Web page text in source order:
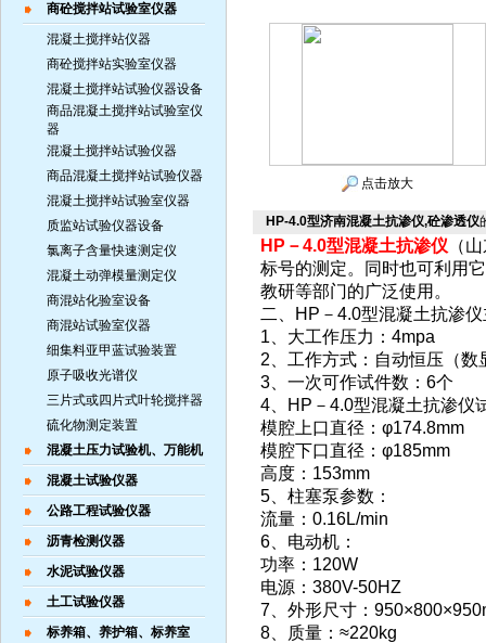
商砼搅拌站试验室仪器
混凝土搅拌站仪器
商砼搅拌站实验室仪器
混凝土搅拌站试验仪器设备
商品混凝土搅拌站试验室仪
器
混凝土搅拌站试验仪器
商品混凝土搅拌站试验仪器
混凝土搅拌站试验室仪器
质监站试验仪器设备
氯离子含量快速测定仪
混凝土动弹模量测定仪
商混站化验室设备
商混站试验室仪器
细集料亚甲蓝试验装置
原子吸收光谱仪
三片式或四片式叶轮搅拌器
硫化物测定装置
混凝土压力试验机、万能机
混凝土试验仪器
公路工程试验仪器
沥青检测仪器
水泥试验仪器
土工试验仪器
标养箱、养护箱、标养室
点击放大
HP-4.0型济南混凝土抗渗仪,砼渗透仪
HP－4.0型混凝土抗渗仪 （
标号的测定。同时也可利用
教研等部门的广泛使用。
二、HP－4.0型混凝土抗渗
1、大工作压力：4mpa
2、工作方式：自动恒压（
3、一次可作试件数：6个
4、HP－4.0型混凝土抗渗仪
模腔上口直径：φ174.8mm
模腔下口直径：φ185mm
高度：153mm
5、柱塞泵参数：
流量：0.16L/min
6、电动机：
功率：120W
电源：380V-50HZ
7、外形尺寸：
8、质量：≈220kg